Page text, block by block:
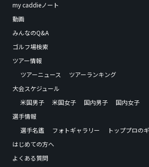
my caddieノート
動画
みんなのQ&A
ゴルフ場検索
ツアー情報
ツアーニュース
ツアーランキング
大会スケジュール
米国男子
米国女子 国内男子
国内女子
選手情報
選手名鑑
フォトギャラリー
トッププロの
はじめての方へ
よくある質問